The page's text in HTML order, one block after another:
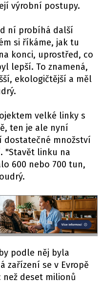
výrobní postupy.
ní probíhá další
si říkáme, jak tu
konci, uprostřed, co
lepší. To znamená,
ekologičtější a měl
velké linky s
ten je ale nyní
dostatečné množství
"Stavět linku na
600 nebo 700 tun,
podle něj byla
zařízení se v Evropě
než deset milionů